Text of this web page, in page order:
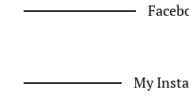
My